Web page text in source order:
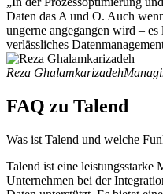
Daten das A und O. Auch
ungerne angegangen wird –
verlässliches
Reza Ghalamkarizadeh
FAQ zu Talend
Was ist Talend und welche
Talend ist eine leistungsstarke
Unternehmen bei der